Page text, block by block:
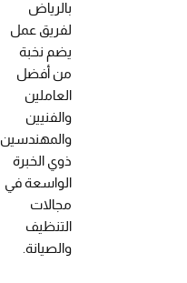
بالرياض
لفريق عمل
يضم نخبة
من أفضل
العاملين
والفنيين
والمهندسين
ذوي الخبرة
الواسعة في
مجالات
التنظيف
والصيانة.